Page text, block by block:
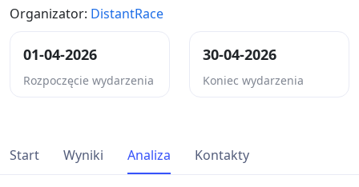
Organizator: DistantRace
01-04-2026
Rozpoczęcie wydarzenia
30-04-2026
Koniec wydarzenia
Start Wyniki Analiza Kontakty